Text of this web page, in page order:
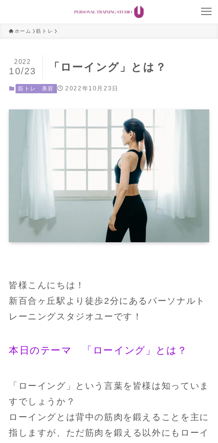
ホーム 筋トレ
「ローイング」とは？
2022
10/23
筋トレ 美容 2022年10月23日
皆様こんにちは！
新百合ヶ丘駅より徒歩2分にあるパーソナルト
レーニングスタジオユーです！
本日のテーマ 「ローイング」とは？
「ローイング」という言葉を皆様は知っていま
すでしょうか？
ローイングとは背中の筋肉を鍛えることを主に
指しますが、ただ筋肉を鍛える以外にもローイ